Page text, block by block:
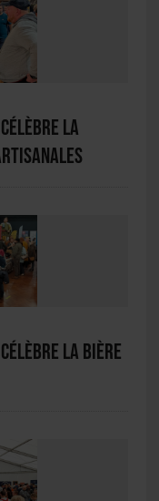
célèbre la
la Bière